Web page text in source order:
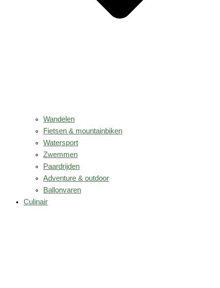
Wandelen
Fietsen & mountainbiken
Watersport
Zwemmen
Paardrijden
Adventure & outdoor
Ballonvaren
Culinair